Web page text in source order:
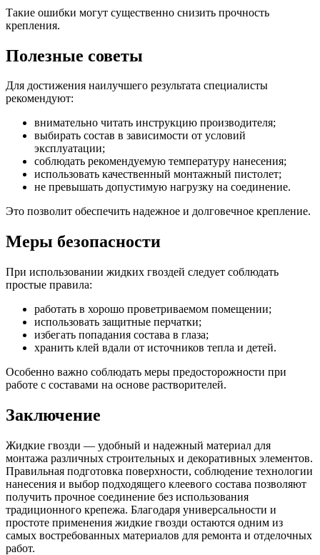
Такие ошибки могут существенно снизить прочность
крепления.
Полезные советы
Для достижения наилучшего результата специалисты
рекомендуют:
внимательно читать инструкцию производителя;
выбирать состав в зависимости от условий
эксплуатации;
соблюдать рекомендуемую температуру нанесения;
использовать качественный монтажный пистолет;
не превышать допустимую нагрузку на соединение.
Это позволит обеспечить надежное и долговечное крепление.
Меры безопасности
При использовании жидких гвоздей следует соблюдать
простые правила:
работать в хорошо проветриваемом помещении;
использовать защитные перчатки;
избегать попадания состава в глаза;
хранить клей вдали от источников тепла и детей.
Особенно важно соблюдать меры предосторожности при
работе с составами на основе растворителей.
Заключение
Жидкие гвозди — удобный и надежный материал для
монтажа различных строительных и декоративных элементов.
Правильная подготовка поверхности, соблюдение технологии
нанесения и выбор подходящего клеевого состава позволяют
получить прочное соединение без использования
традиционного крепежа. Благодаря универсальности и
простоте применения жидкие гвозди остаются одним из
самых востребованных материалов для ремонта и отделочных
работ.